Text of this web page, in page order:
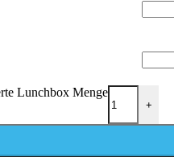
Lunchbox Menge
+